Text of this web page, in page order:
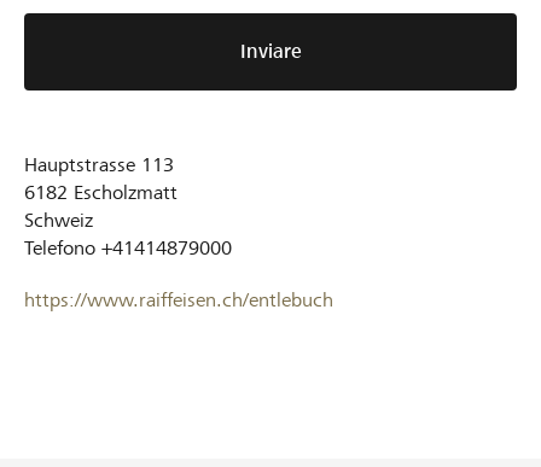
Inviare
Hauptstrasse 113
6182 Escholzmatt
Schweiz
Telefono +41414879000
https://www.raiffeisen.ch/entlebuch